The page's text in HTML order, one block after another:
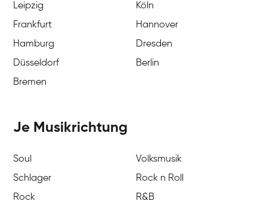
Leipzig
Köln
Frankfurt
Hannover
Hamburg
Dresden
Düsseldorf
Berlin
Bremen
Je Musikrichtung
Soul
Volksmusik
Schlager
Rock n Roll
Rock
R&B